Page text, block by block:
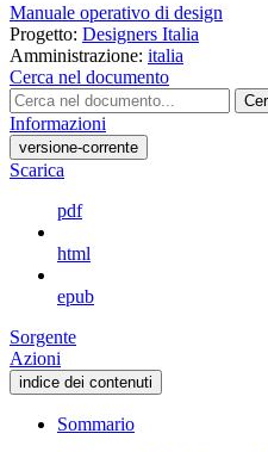
Manuale operativo di design
Progetto: Designers Italia
Amministrazione: italia
Cerca nel documento
Informazioni
versione-corrente
Scarica
pdf
html
epub
Sorgente
Azioni
indice dei contenuti
Sommario